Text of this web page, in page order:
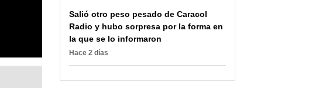
Salió otro peso pesado de Caracol
Radio y hubo sorpresa por la forma en
la que se lo informaron
Hace 2 días